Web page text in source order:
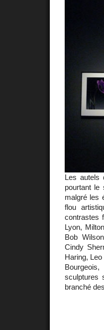
Les autels
pourtant le
malgré les
flou
contrastes
Lyon,
Bob
Cindy
Haring,
sculptures
branché